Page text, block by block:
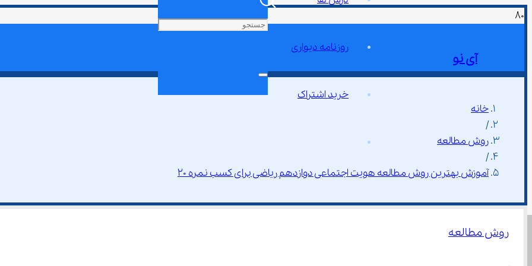
آی نو
روزنامه دیواری
خرید اشتراک
خانه
/
روش مطالعه
/
آموزش بهترین روش مطالعه هویت اجتماعی دوازدهم ریاضی برای کسب نمره 20
روش مطالعه